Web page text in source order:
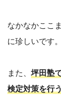
なかなかここ
に珍しいです。
また、 坪田塾
検定対策を行